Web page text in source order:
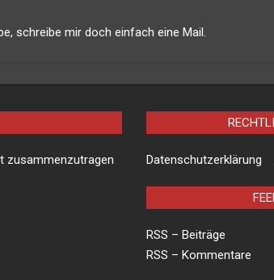
schreibe mir doch einfach eine Mail.
zusammenzutragen
Datenschutzerklärung
RSS – Beiträge
RSS – Kommentare